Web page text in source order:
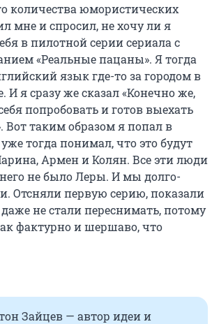
количества юмористических
мне и спросил, не хочу ли я
в пилотной серии сериала с
«Реальные пацаны». Я тогда
язык где-то за городом в
И я сразу же сказал «Конечно же,
попробовать и готов выехать
Вот таким образом я попал в
тогда понимал, что это будут
Армен и Колян. Все эти люди
не было Леры. И мы долго-
Отсняли первую серию, показали
не стали переснимать, потому
фактурно и шершаво, что
Зайцев — автор идеи и